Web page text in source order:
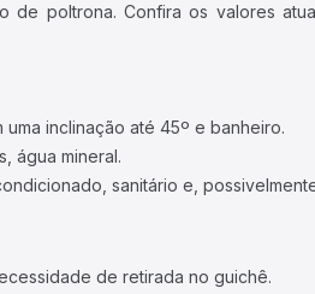
poltrona. Confira os valores
inclinação até 45º e banheiro.
água mineral.
sanitário e,
de retirada no guichê.